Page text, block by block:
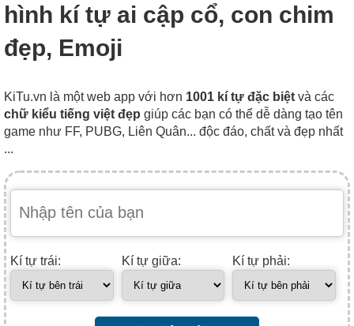
hình kí tự ai cập cổ, con chim
đẹp, Emoji
KiTu.vn là một web app với hơn 1001 kí tự đặc biệt và các
chữ kiểu tiếng việt đẹp giúp các bạn có thể dễ dàng tạo tên
game như FF, PUBG, Liên Quân... độc đáo, chất và đẹp nhất
...
Kí tự trái: Kí tự giữa: Kí tự phải: